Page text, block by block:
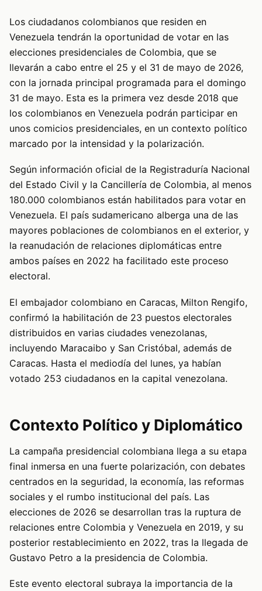
Los ciudadanos colombianos que residen en
Venezuela tendrán la oportunidad de votar en las
elecciones presidenciales de Colombia, que se
llevarán a cabo entre el 25 y el 31 de mayo de 2026,
con la jornada principal programada para el domingo
31 de mayo. Esta es la primera vez desde 2018 que
los colombianos en Venezuela podrán participar en
unos comicios presidenciales, en un contexto político
marcado por la intensidad y la polarización.
Según información oficial de la Registraduría Nacional
del Estado Civil y la Cancillería de Colombia, al menos
180.000 colombianos están habilitados para votar en
Venezuela. El país sudamericano alberga una de las
mayores poblaciones de colombianos en el exterior, y
la reanudación de relaciones diplomáticas entre
ambos países en 2022 ha facilitado este proceso
electoral.
El embajador colombiano en Caracas, Milton Rengifo,
confirmó la habilitación de 23 puestos electorales
distribuidos en varias ciudades venezolanas,
incluyendo Maracaibo y San Cristóbal, además de
Caracas. Hasta el mediodía del lunes, ya habían
votado 253 ciudadanos en la capital venezolana.
Contexto Político y Diplomático
La campaña presidencial colombiana llega a su etapa
final inmersa en una fuerte polarización, con debates
centrados en la seguridad, la economía, las reformas
sociales y el rumbo institucional del país. Las
elecciones de 2026 se desarrollan tras la ruptura de
relaciones entre Colombia y Venezuela en 2019, y su
posterior restablecimiento en 2022, tras la llegada de
Gustavo Petro a la presidencia de Colombia.
Este evento electoral subraya la importancia de la